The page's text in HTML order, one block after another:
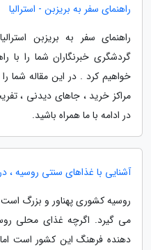
راهنمای سفر به بریزبن - استرالیا
راهنمای سفر به بریزبن
گردشگری خبرنگاران شما را با
خواهیم کرد . در این مقاله شما
مراکز خرید ، جاهای دیدنی ،
در ادامه با ما همراه باشید.
آشنایی با غذاهای سنتی روسیه ،
روسیه کشوری پهناور و بزرگ است
می گیرد. اگرچه غذای محلی
دهنده فرهنگ این کشور است